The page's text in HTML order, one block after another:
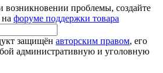
возникновении проблемы, создайте
форуме поддержки товара
защищён авторским правом, его
административную и уголовную